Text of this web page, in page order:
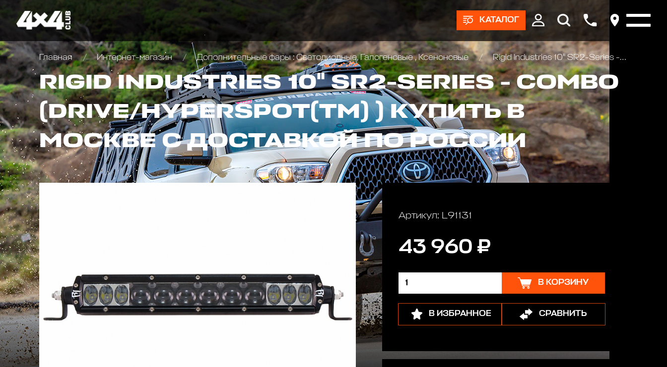
КАТАЛОГ
Главная Интернет-магазин Дополнительные фары : Светодиодные, Галогеновые , Ксеноновые Rigid Industries 10" SR2-Series - Combo (Drive/Hyperspot(tm) )
RIGID INDUSTRIES 10" SR2-SERIES - COMBO
(DRIVE/HYPERSPOT(TM) ) КУПИТЬ В
МОСКВЕ С ДОСТАВКОЙ ПО РОССИИ
Артикул: L91131
43 960 ₽
В КОРЗИНУ
В ИЗБРАННОЕ СРАВНИТЬ